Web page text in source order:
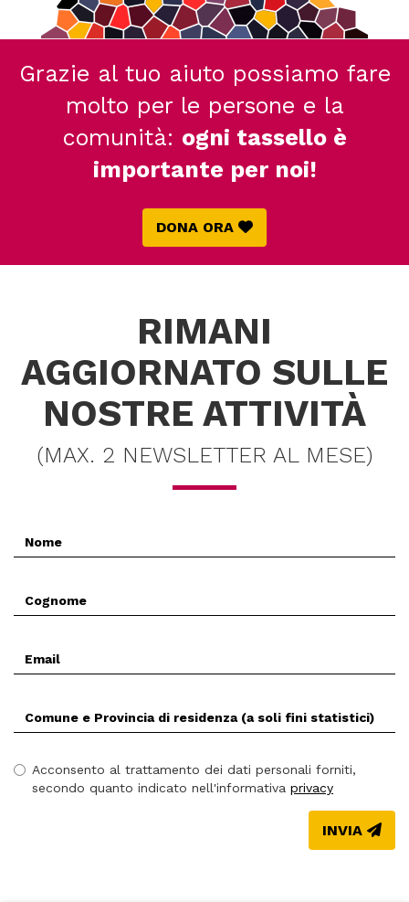
Grazie al tuo aiuto possiamo fare
molto per le persone e la
comunità: ogni tassello è
importante per noi!
DONA ORA
RIMANI
AGGIORNATO SULLE
NOSTRE ATTIVITÀ
(MAX. 2 NEWSLETTER AL MESE)
Nome
*
Cognome
*
Email
*
Comune
(Prov.)
residenza
Acconsento al trattamento dei dati personali forniti,
secondo quanto indicato nell'informativa privacy
INVIA